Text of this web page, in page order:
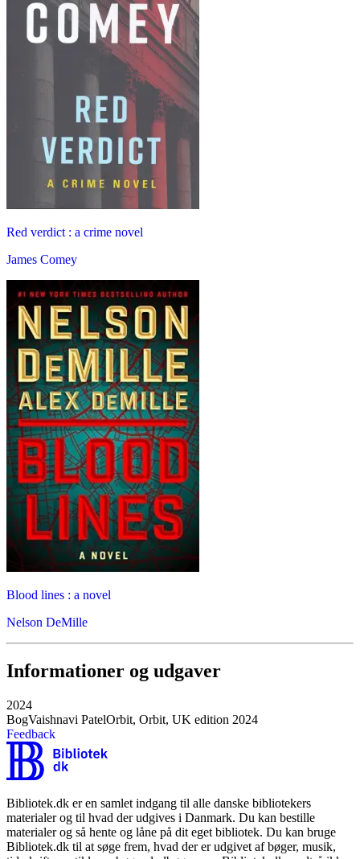
Red verdict : a crime novel
James Comey
Blood lines : a novel
Nelson DeMille
Informationer og udgaver
2024
BogVaishnavi PatelOrbit, Orbit, UK edition 2024
Feedback
Bibliotek.dk er en samlet indgang til alle danske bibliotekers
materialer og til hvad der udgives i Danmark. Du kan bestille
materialer og så hente og låne på dit eget bibliotek. Du kan bruge
Bibliotek.dk til at søge frem, hvad der er udgivet af bøger, musik,